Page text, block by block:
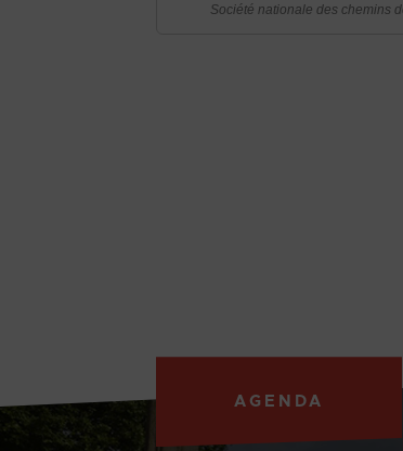
Société nationale des chemins
AGENDA